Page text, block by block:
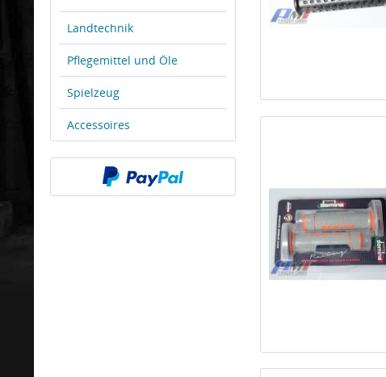
Landtechnik
Pflegemittel und Öle
Spielzeug
Accessoires